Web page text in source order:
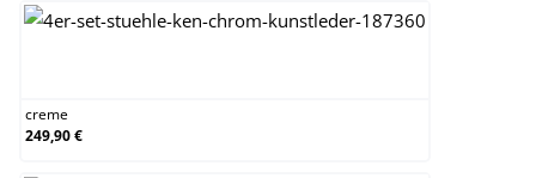
creme
249,90 €